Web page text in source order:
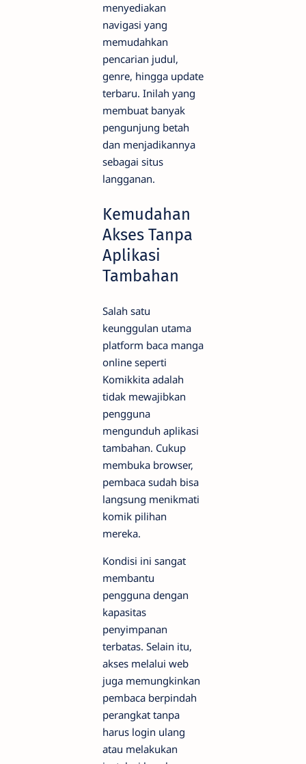
menyediakan
navigasi yang
memudahkan
pencarian judul,
genre, hingga update
terbaru. Inilah yang
membuat banyak
pengunjung betah
dan menjadikannya
sebagai situs
langganan.
Kemudahan
Akses Tanpa
Aplikasi
Tambahan
Salah satu
keunggulan utama
platform baca manga
online seperti
Komikkita adalah
tidak mewajibkan
pengguna
mengunduh aplikasi
tambahan. Cukup
membuka browser,
pembaca sudah bisa
langsung menikmati
komik pilihan
mereka.
Kondisi ini sangat
membantu
pengguna dengan
kapasitas
penyimpanan
terbatas. Selain itu,
akses melalui web
juga memungkinkan
pembaca berpindah
perangkat tanpa
harus login ulang
atau melakukan